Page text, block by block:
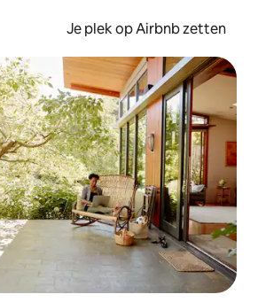
Je plek op Airbnb zetten